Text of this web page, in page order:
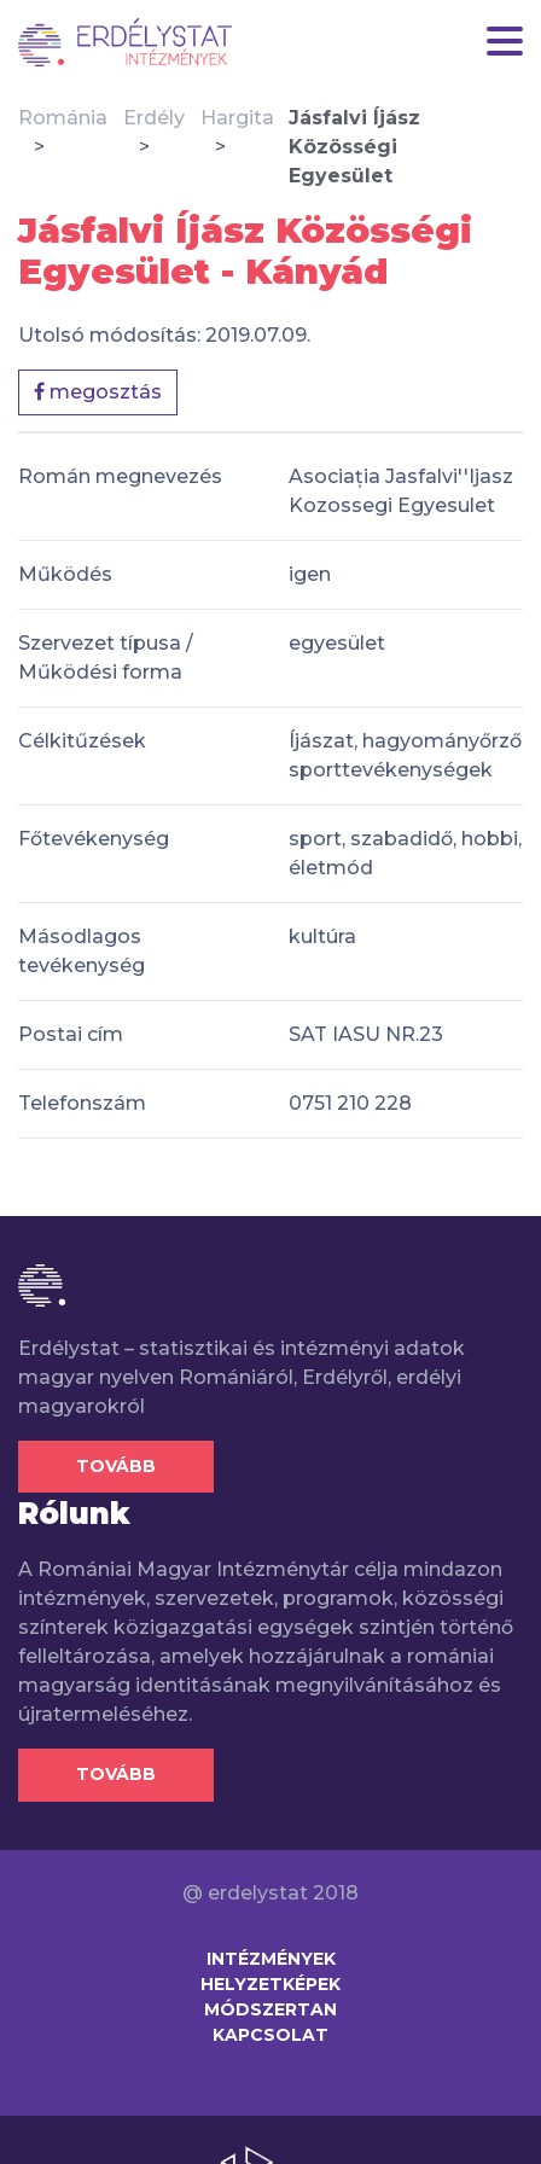
Románia Erdély Hargita
Jásfalvi Íjász
Közösségi
Egyesület
Jásfalvi Íjász Közösségi
Egyesület - Kányád
Utolsó módosítás: 2019.07.09.
megosztás
Román megnevezés
Asociația Jasfalvi''Ijasz
Kozossegi Egyesulet
Működés igen
Szervezet típusa /
Működési forma
egyesület
Célkitűzések
Íjászat, hagyományőrző
sporttevékenységek
Főtevékenység
sport, szabadidő, hobbi,
életmód
Másodlagos
tevékenység
kultúra
Postai cím SAT IASU NR.23
Telefonszám 0751 210 228
Erdélystat – statisztikai és intézményi adatok
magyar nyelven Romániáról, Erdélyről, erdélyi
magyarokról
TOVÁBB
Rólunk
A Romániai Magyar Intézménytár célja mindazon
intézmények, szervezetek, programok, közösségi
színterek közigazgatási egységek szintjén történő
felleltározása, amelyek hozzájárulnak a romániai
magyarság identitásának megnyilvánításához és
újratermeléséhez.
TOVÁBB
@ erdelystat 2018
INTÉZMÉNYEK
HELYZETKÉPEK
MÓDSZERTAN
KAPCSOLAT